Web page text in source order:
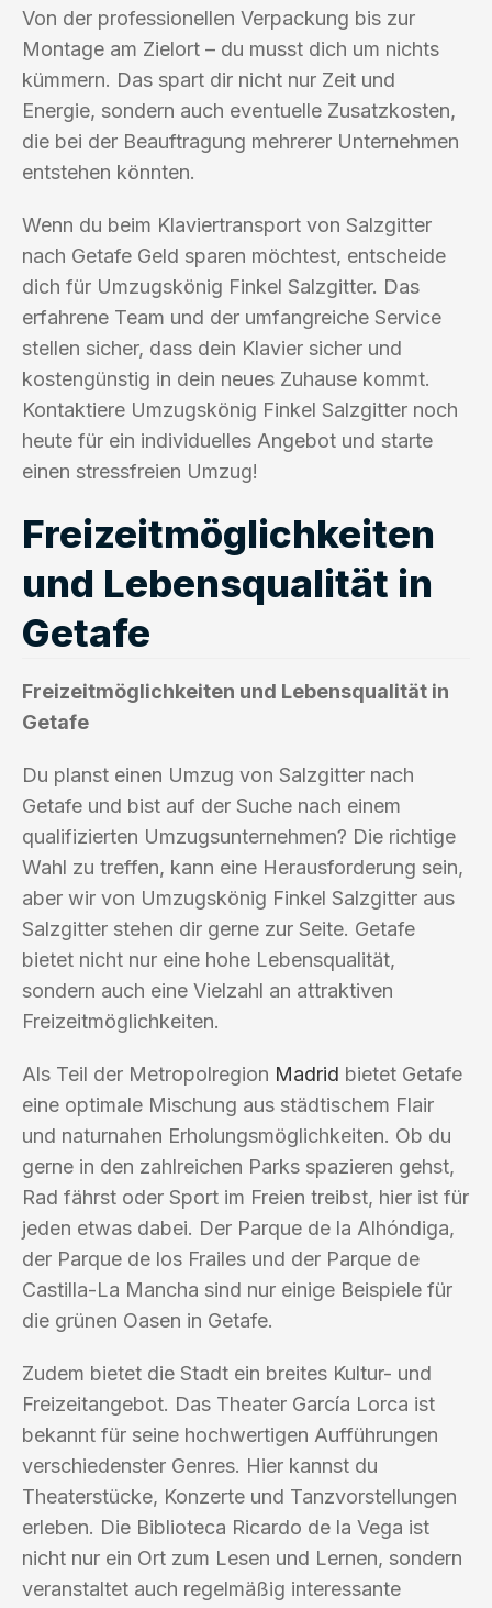
Von der professionellen Verpackung bis zur
Montage am Zielort – du musst dich um nichts
kümmern. Das spart dir nicht nur Zeit und
Energie, sondern auch eventuelle Zusatzkosten,
die bei der Beauftragung mehrerer Unternehmen
entstehen könnten.
Wenn du beim Klaviertransport von Salzgitter
nach Getafe Geld sparen möchtest, entscheide
dich für Umzugskönig Finkel Salzgitter. Das
erfahrene Team und der umfangreiche Service
stellen sicher, dass dein Klavier sicher und
kostengünstig in dein neues Zuhause kommt.
Kontaktiere Umzugskönig Finkel Salzgitter noch
heute für ein individuelles Angebot und starte
einen stressfreien Umzug!
Freizeitmöglichkeiten
und Lebensqualität in
Getafe
Freizeitmöglichkeiten und Lebensqualität in
Getafe
Du planst einen Umzug von Salzgitter nach
Getafe und bist auf der Suche nach einem
qualifizierten Umzugsunternehmen? Die richtige
Wahl zu treffen, kann eine Herausforderung sein,
aber wir von Umzugskönig Finkel Salzgitter aus
Salzgitter stehen dir gerne zur Seite. Getafe
bietet nicht nur eine hohe Lebensqualität,
sondern auch eine Vielzahl an attraktiven
Freizeitmöglichkeiten.
Als Teil der Metropolregion Madrid bietet Getafe
eine optimale Mischung aus städtischem Flair
und naturnahen Erholungsmöglichkeiten. Ob du
gerne in den zahlreichen Parks spazieren gehst,
Rad fährst oder Sport im Freien treibst, hier ist für
jeden etwas dabei. Der Parque de la Alhóndiga,
der Parque de los Frailes und der Parque de
Castilla-La Mancha sind nur einige Beispiele für
die grünen Oasen in Getafe.
Zudem bietet die Stadt ein breites Kultur- und
Freizeitangebot. Das Theater García Lorca ist
bekannt für seine hochwertigen Aufführungen
verschiedenster Genres. Hier kannst du
Theaterstücke, Konzerte und Tanzvorstellungen
erleben. Die Biblioteca Ricardo de la Vega ist
nicht nur ein Ort zum Lesen und Lernen, sondern
veranstaltet auch regelmäßig interessante